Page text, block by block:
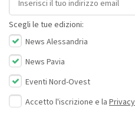
Scegli le tue edizioni:
News Alessandria
News Pavia
Eventi Nord-Ovest
Accetto l'iscrizione e la